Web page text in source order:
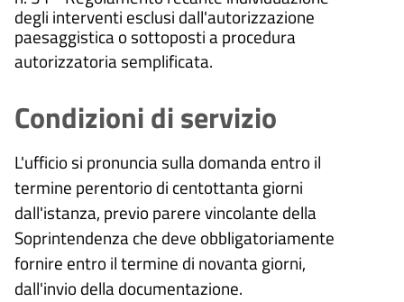
degli interventi esclusi dall'autorizzazione
paesaggistica o sottoposti a procedura
autorizzatoria semplificata.
Condizioni di servizio
L'ufficio si pronuncia sulla domanda entro il
termine perentorio di centottanta giorni
dall'istanza, previo parere vincolante della
Soprintendenza che deve obbligatoriamente
fornire entro il termine di novanta giorni,
dall'invio della documentazione.